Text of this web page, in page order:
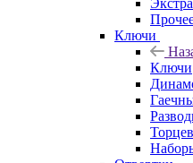
Ключи
Ключи